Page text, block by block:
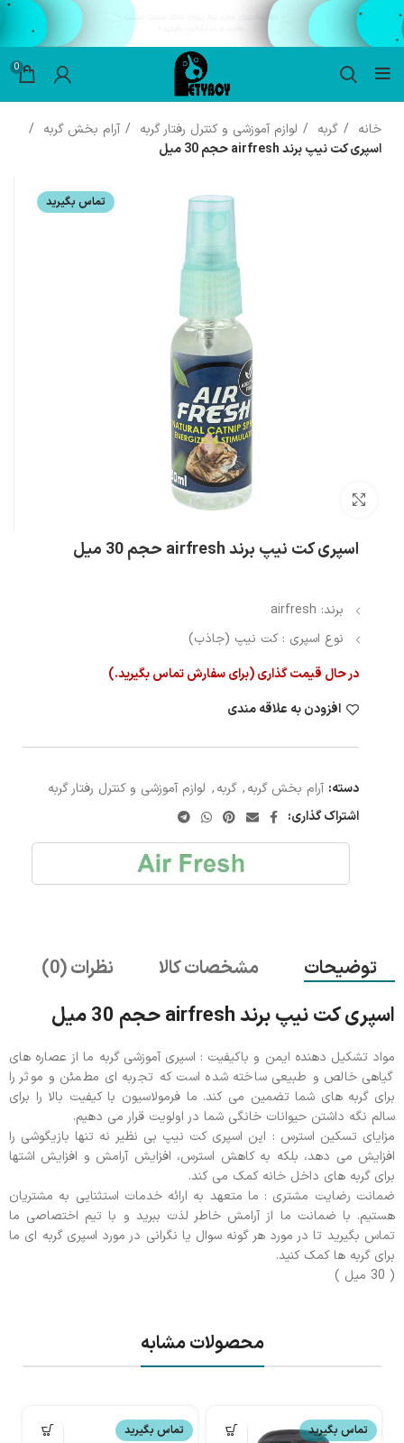
0
خانه گربه لوازم آموزشی و کنترل رفتار گربه
آرام بخش گربه
اسپری کت نیپ برند airfresh حجم 30 میل
تماس بگیرید
اسپری کت نیپ برند airfresh حجم 30 میل
برند: airfresh
نوع اسپری : کت نیپ (جاذب)
در حال قیمت گذاری (برای سفارش تماس بگیرید.)
افزودن به علاقه مندی
دسته: آرام بخش گربه, گربه, لوازم آموزشی و کنترل رفتار گربه
اشتراک گذاری:
توضیحات مشخصات کالا نظرات (0)
اسپری کت نیپ برند airfresh حجم 30 میل
مواد تشکیل دهنده ایمن و باکیفیت : اسپری آموزشی گربه ما از عصاره های
گیاهی خالص و طبیعی ساخته شده است که تجربه ای مطمئن و موثر را
برای گربه های شما تضمین می کند. ما فرمولاسیون با کیفیت بالا را برای
سالم نگه داشتن حیوانات خانگی شما در اولویت قرار می دهیم.
مزایای تسکین استرس : این اسپری کت نیپ بی نظیر نه تنها بازیگوشی را
افزایش می دهد، بلکه به کاهش استرس، افزایش آرامش و افزایش اشتها
برای گربه های داخل خانه کمک می کند.
ضمانت رضایت مشتری : ما متعهد به ارائه خدمات استثنایی به مشتریان
هستیم. با ضمانت ما از آرامش خاطر لذت ببرید و با تیم اختصاصی ما
تماس بگیرید تا در مورد هر گونه سوال یا نگرانی در مورد اسپری گربه ای ما
برای گربه ها کمک کنید.
( 30 میل )
محصولات مشابه
تماس بگیرید تماس بگیرید